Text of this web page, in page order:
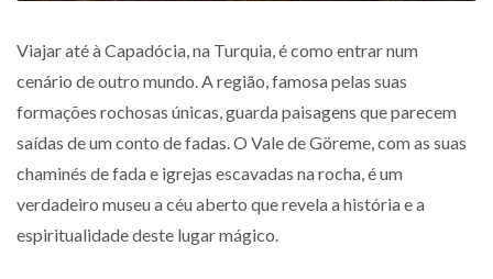
Viajar até à Capadócia, na Turquia, é como entrar num
cenário de outro mundo. A região, famosa pelas suas
formações rochosas únicas, guarda paisagens que parecem
saídas de um conto de fadas. O Vale de Göreme, com as suas
chaminés de fada e igrejas escavadas na rocha, é um
verdadeiro museu a céu aberto que revela a história e a
espiritualidade deste lugar mágico.